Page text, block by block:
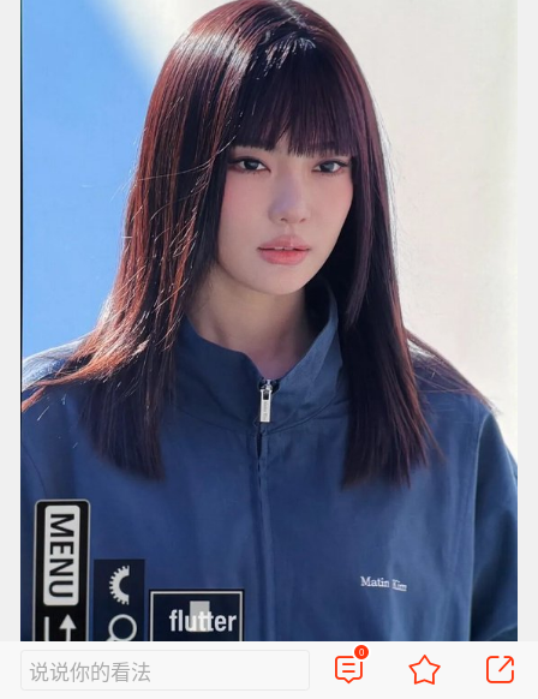
说说你的看法
0